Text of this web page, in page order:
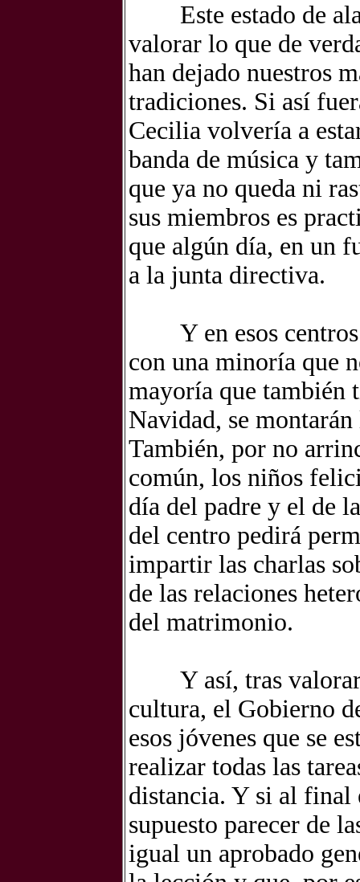
Este estado de
valorar lo que de
han dejado nuestros
tradiciones. Si así
Cecilia volvería a
banda de música y
que ya no queda ni
sus miembros es
que algún día, en un
a la junta directiva.
Y en esos
con una minoría que
mayoría que también
Navidad, se montarán
También, por no
común, los niños
día del padre y el de
del centro pedirá
impartir las charlas
de las relaciones
del matrimonio.
Y así, tras
cultura, el Gobierno
esos jóvenes que se
realizar todas las
distancia. Y si al final
supuesto parecer de
igual un aprobado